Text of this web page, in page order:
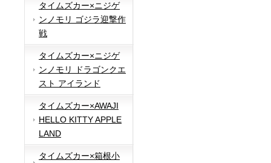
タイムズカー×ニジゲ
ンノモリ ゴジラ迎撃作
戦
タイムズカー×ニジゲ
ンノモリ ドラゴンクエ
スト アイランド
タイムズカー×AWAJI
HELLO KITTY APPLE
LAND
タイムズカー×箱根小